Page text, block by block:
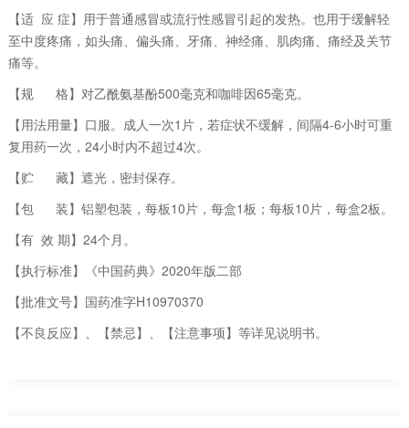
【适 应 症】用于普通感冒或流行性感冒引起的发热。也用于缓解轻
至中度疼痛，如头痛、偏头痛、牙痛、神经痛、肌肉痛、痛经及关节
痛等。
【规 格】对乙酰氨基酚500毫克和咖啡因65毫克。
【用法用量】口服。成人一次1片，若症状不缓解，间隔4-6小时可重
复用药一次，24小时内不超过4次。
【贮 藏】遮光，密封保存。
【包 装】铝塑包装，每板10片，每盒1板；每板10片，每盒2板。
【有 效 期】24个月。
【执行标准】《中国药典》2020年版二部
【批准文号】国药准字H10970370
【不良反应】、【禁忌】、【注意事项】等详见说明书。